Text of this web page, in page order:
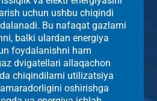
uchun ushbu chiqindi
Bu nafaqat gazlarni
balki ulardan energiya
foydalanishni ham
dvigatellari allaqachon
chiqindilarni utilizatsiya
oshirishga